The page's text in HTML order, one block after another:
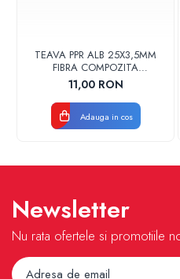
TEAVA PPR ALB 25X3,5MM
FIBRA COMPOZITA
10033025004
VALDUOTHERM VALROM
11,00 RON
Adauga in cos
Newsletter
Nu rata ofertele si promotiile